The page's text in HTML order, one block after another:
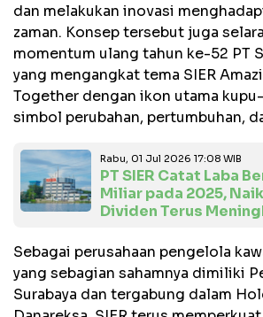
dan melakukan inovasi
zaman. Konsep tersebut juga
momentum ulang tahun ke-52 PT
yang mengangkat tema SIER
Together dengan ikon utama
simbol perubahan, pertumbuhan,
Rabu, 01 Jul 2026 17:08 WIB
PT SIER Catat Laba
Miliar pada 2025,
Dividen Terus
Sebagai perusahaan pengelola
yang sebagian sahamnya dimiliki
Surabaya dan tergabung dalam